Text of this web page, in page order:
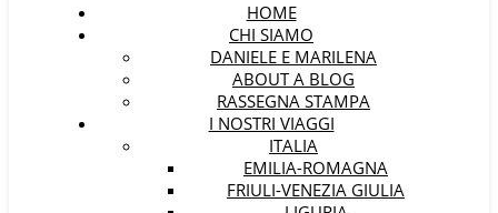
HOME
CHI SIAMO
DANIELE E MARILENA
ABOUT A BLOG
RASSEGNA STAMPA
I NOSTRI VIAGGI
ITALIA
EMILIA-ROMAGNA
FRIULI-VENEZIA GIULIA